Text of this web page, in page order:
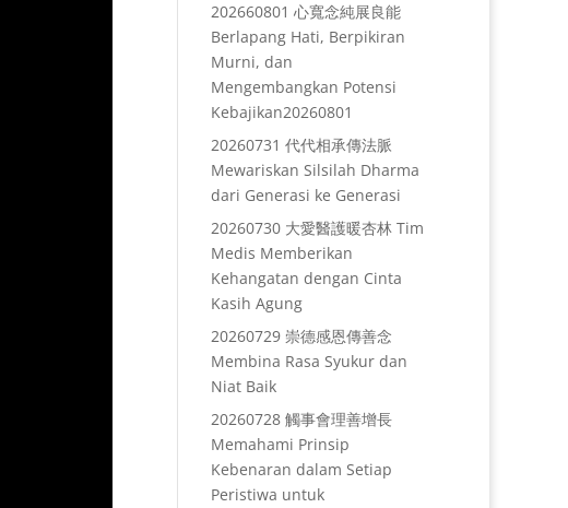
202660801 心寬念純展良能
Berlapang Hati, Berpikiran
Murni, dan
Mengembangkan Potensi
Kebajikan20260801
20260731 代代相承傳法脈
Mewariskan Silsilah Dharma
dari Generasi ke Generasi
20260730 大愛醫護暖杏林 Tim
Medis Memberikan
Kehangatan dengan Cinta
Kasih Agung
20260729 崇德感恩傳善念
Membina Rasa Syukur dan
Niat Baik
20260728 觸事會理善增長
Memahami Prinsip
Kebenaran dalam Setiap
Peristiwa untuk